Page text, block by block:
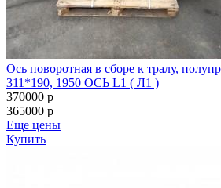
Ось поворотная в сборе к тралу,
311*190, 1950 ОСЬ L1 ( Л1 )
370000 p
365000 p
Еще цены
Купить